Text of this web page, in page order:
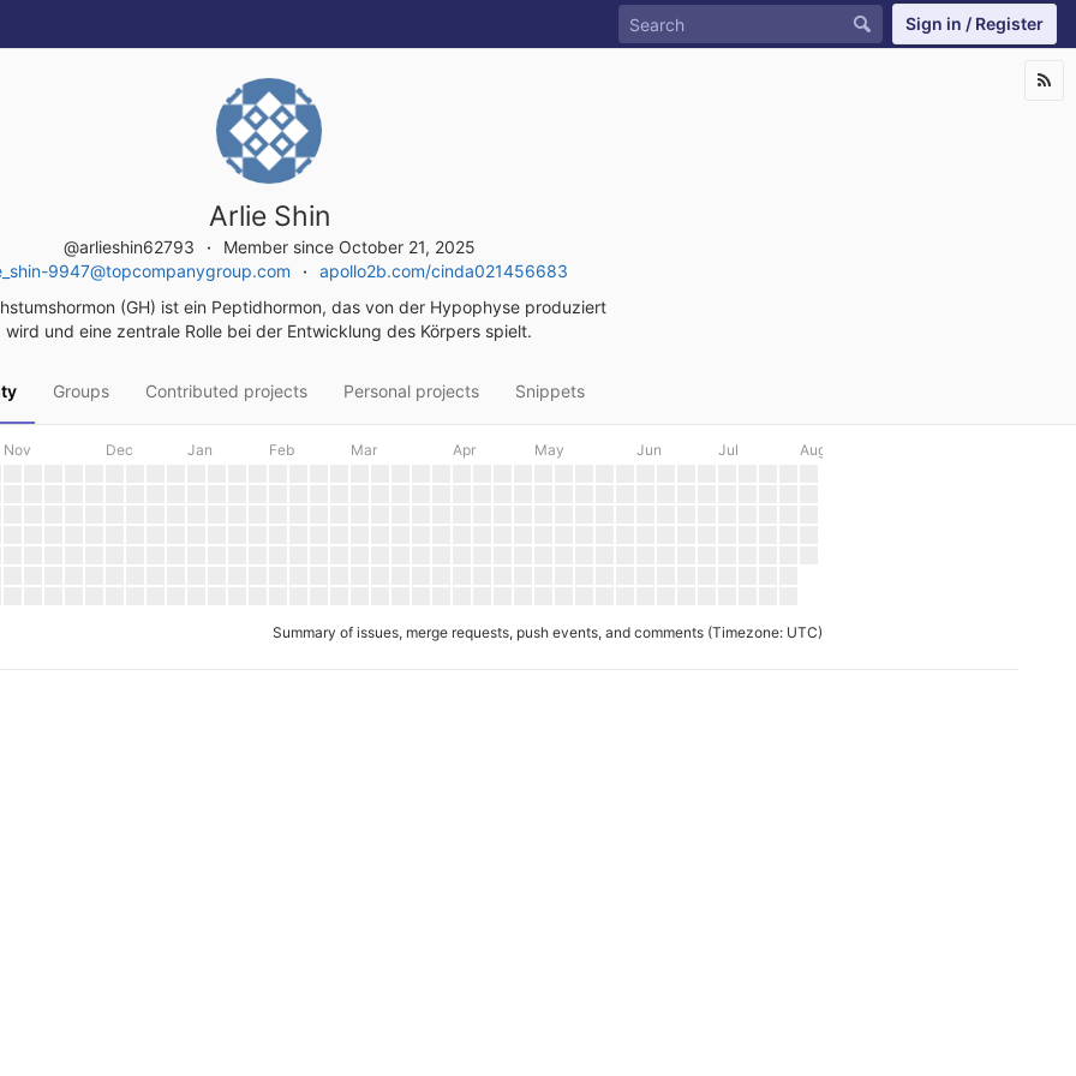
Sign in / Register
Arlie Shin
@arlieshin62793
Member since October 21, 2025
9947@topcompanygroup.com
apollo2b.com/cinda021456683
(GH) ist ein Peptidhormon, das von der Hypophyse produziert
wird und eine zentrale Rolle bei der Entwicklung des Körpers spielt.
Groups Contributed projects Personal projects Snippets
Nov Dec Jan Feb Mar Apr May Jun Jul Aug
Summary of issues, merge requests, push events, and comments (Timezone: UTC)